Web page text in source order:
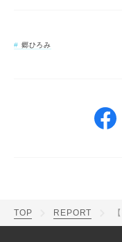
郷ひろみ
TOP REPORT